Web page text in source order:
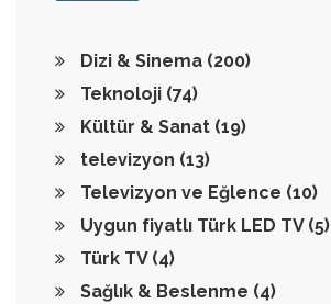
Dizi & Sinema (200)
Teknoloji (74)
Kültür & Sanat (19)
televizyon (13)
Televizyon ve Eğlence (10)
Uygun fiyatlı Türk LED TV (5)
Türk TV (4)
Sağlık & Beslenme (4)